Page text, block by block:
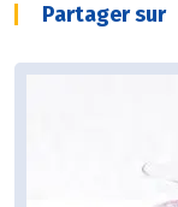
Partager sur